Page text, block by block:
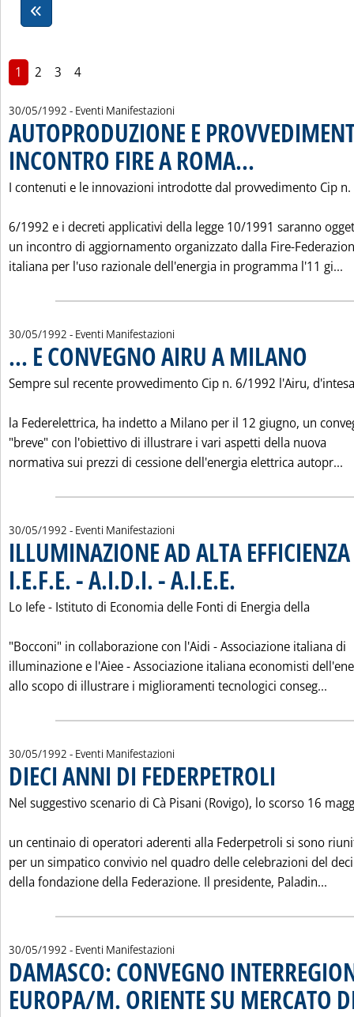
1 2 3 4
30/05/1992 - Eventi Manifestazioni
AUTOPRODUZIONE E
INCONTRO FIRE A ROMA...
I contenuti e le innovazioni introdotte dal provvedimento Cip n.
6/1992 e i decreti applicativi della legge 10/1991 saranno
un incontro di aggiornamento organizzato dalla Fire-
italiana per l'uso razionale dell'energia in programma l'11 gi...
30/05/1992 - Eventi Manifestazioni
... E CONVEGNO AIRU A MILANO
Sempre sul recente provvedimento Cip n. 6/1992 l'Airu,
la Federelettrica, ha indetto a Milano per il 12 giugno, un
"breve" con l'obiettivo di illustrare i vari aspetti della nuova
normativa sui prezzi di cessione dell'energia elettrica autopr...
30/05/1992 - Eventi Manifestazioni
ILLUMINAZIONE AD ALTA
I.E.F.E. - A.I.D.I. - A.I.E.E.
Lo Iefe - Istituto di Economia delle Fonti di Energia della
"Bocconi" in collaborazione con l'Aidi - Associazione italiana di
illuminazione e l'Aiee - Associazione italiana economisti
allo scopo di illustrare i miglioramenti tecnologici conseg...
30/05/1992 - Eventi Manifestazioni
DIECI ANNI DI FEDERPETROLI
Nel suggestivo scenario di Cà Pisani (Rovigo), lo scorso 16
un centinaio di operatori aderenti alla Federpetroli si sono
per un simpatico convivio nel quadro delle celebrazioni del
della fondazione della Federazione. Il presidente, Paladin...
30/05/1992 - Eventi Manifestazioni
DAMASCO: CONVEGNO
EUROPA/M. ORIENTE SU MERCATO